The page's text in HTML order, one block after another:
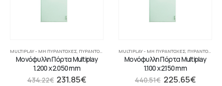
MULTIPLAY - ΜΗ ΠΥΡΆΝΤΟΧΕΣ, ΠΥΡΆΝΤΟΧΕΣ ΠΌΡΤΕΣ
Μονόφυλλη Πόρτα Multiplay
1.200 x 2.050 mm
434.22€ 231.85€
MULTIPLAY - ΜΗ ΠΥΡΆΝΤΟΧΕΣ, ΠΥΡΆΝΤΟΧΕΣ ΠΌΡΤΕΣ
Μονόφυλλη Πόρτα Multiplay
1.100 x 2.150 mm
440.51€ 225.65€